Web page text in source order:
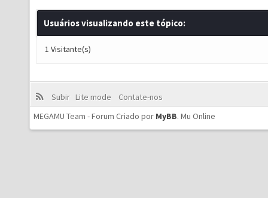
Usuários visualizando este tópico:
1 Visitante(s)
Subir Lite mode
Contate-nos
MEGAMU Team - Forum Criado por MyBB. Mu Online